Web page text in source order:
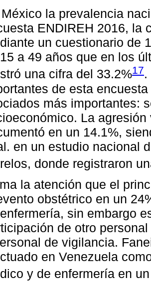
la prevalencia
ENDIREH 2016, la
un cuestionario de
a 49 años que en los
una cifra del 33.2%17.
de esta
más importantes:
La
en un 14.1%,
en un estudio nacional
donde registraron
la atención que el
obstétrico en un
sin embargo
de otro
de vigilancia.
en Venezuela
y de enfermería en